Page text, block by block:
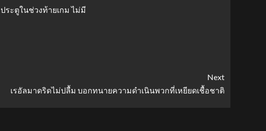
ะตูในช่วงท้ายเกม ไม่มี
Next
เรอัลมาดริดไม่ปลื้ม บอกทนายความดําเนินพวกที่เหยียดเชื้อชาติ